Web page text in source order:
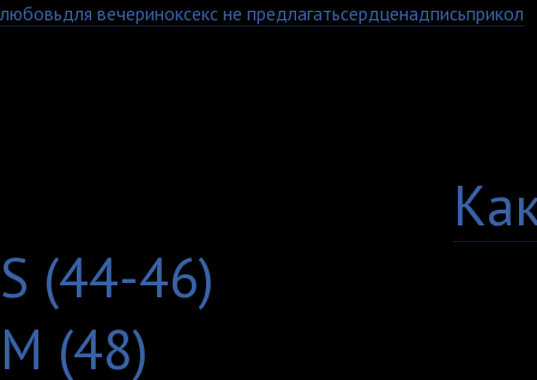
любовьдля вечериноксекс не предлагатьсердценадписьприкол
S (44-46)
M (48)